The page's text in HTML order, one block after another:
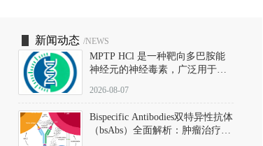
新闻动态 /NEWS
MPTP HCl 是一种靶向多巴胺能
神经元的神经毒素，广泛用于构
以盐酸盐形式存在，可触发线粒
体介导的神经元凋亡。其经典应
用即为选择性损毁中脑黑质致密
部多巴胺能神经元，从而可靠模
2026-08-07
Bispecific Antibodies双特异性抗体
（bsAbs）全面解析：肿瘤治疗的